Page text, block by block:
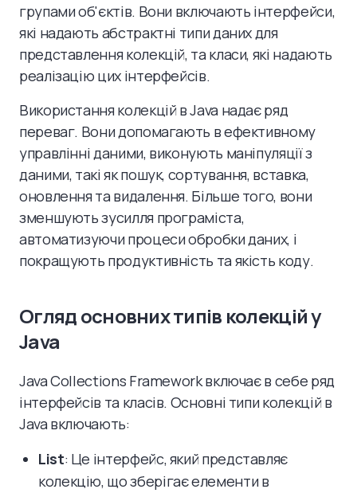
групами об'єктів. Вони включають інтерфейси,
які надають абстрактні типи даних для
представлення колекцій, та класи, які надають
реалізацію цих інтерфейсів.
Використання колекцій в Java надає ряд
переваг. Вони допомагають в ефективному
управлінні даними, виконують маніпуляції з
даними, такі як пошук, сортування, вставка,
оновлення та видалення. Більше того, вони
зменшують зусилля програміста,
автоматизуючи процеси обробки даних, і
покращують продуктивність та якість коду.
Огляд основних типів колекцій у
Java
Java Collections Framework включає в себе ряд
інтерфейсів та класів. Основні типи колекцій в
Java включають:
List: Це інтерфейс, який представляє
колекцію, що зберігає елементи в